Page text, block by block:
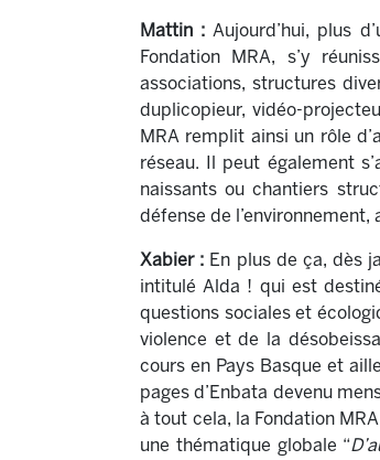
Mattin : Aujourd’hui, plus
Fondation MRA, s’y
associations, structures
duplicopieur, vidéo-
MRA remplit ainsi un rôle
réseau. Il peut également
naissants ou chantiers
défense de
Xabier : En plus de ça, dès
intitulé Alda ! qui est
questions sociales et
violence et de la
cours en Pays Basque et
pages d’Enbata devenu
à tout cela, la Fondation
une thématique globale “